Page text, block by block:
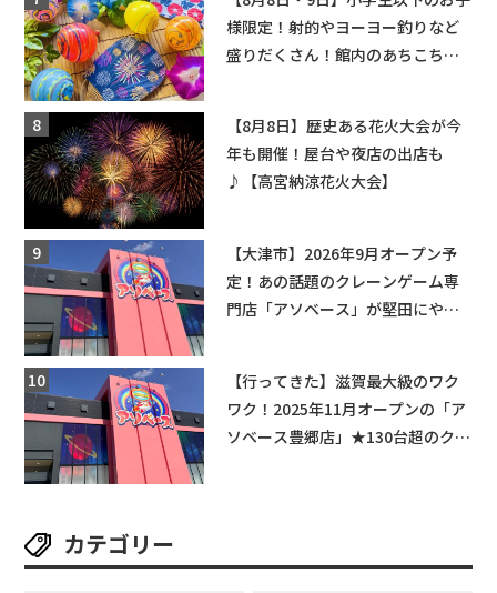
様限定！射的やヨーヨー釣りなど
盛りだくさん！館内のあちこちに
【8月8日】歴史ある花火大会が今
年も開催！屋台や夜店の出店も
♪【高宮納涼花火大会】
【大津市】2026年9月オープン予
定！あの話題のクレーンゲーム専
門店「アソベース」が堅田にやっ
【行ってきた】滋賀最大級のワク
ワク！2025年11月オープンの「ア
ソベース豊郷店」★130台超のクレ
カテゴリー